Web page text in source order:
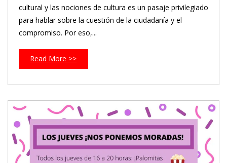
cultural y las nociones de cultura es un pasaje privilegiado
para hablar sobre la cuestión de la ciudadanía y el
compromiso. Por eso,...
Read More >>